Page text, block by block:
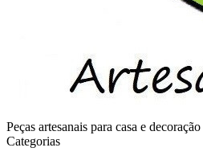
Peças artesanais para casa e
Categorias